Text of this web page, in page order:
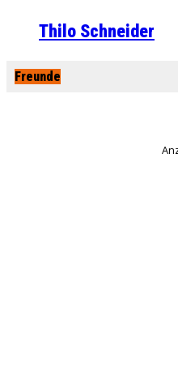
Thilo Schneider
Freunde